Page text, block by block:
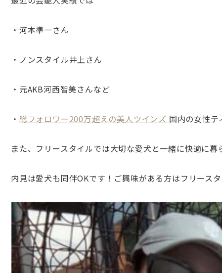
・河本準一さん
・ノンスタイル井上さん
・元AKB河西智美さんなど
・ 総フォロワー200万超えの美人ツインズ 国内の女性テ
また、フリースタイルでは大切な愛犬と一緒に快適に暮
内見は愛犬も同伴OKです！ご興味がある方はフリース